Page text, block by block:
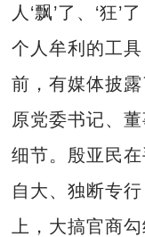
人‘飘’了、‘狂
个人牟利的工
前，有媒体披
原党委书记、
细节。殷亚民
自大、独断专
上，大搞官商